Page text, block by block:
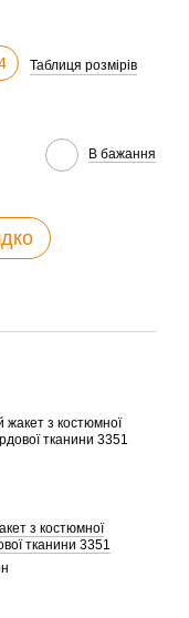
Таблиця розмірів
В бажання
з костюмної
тканини 3351